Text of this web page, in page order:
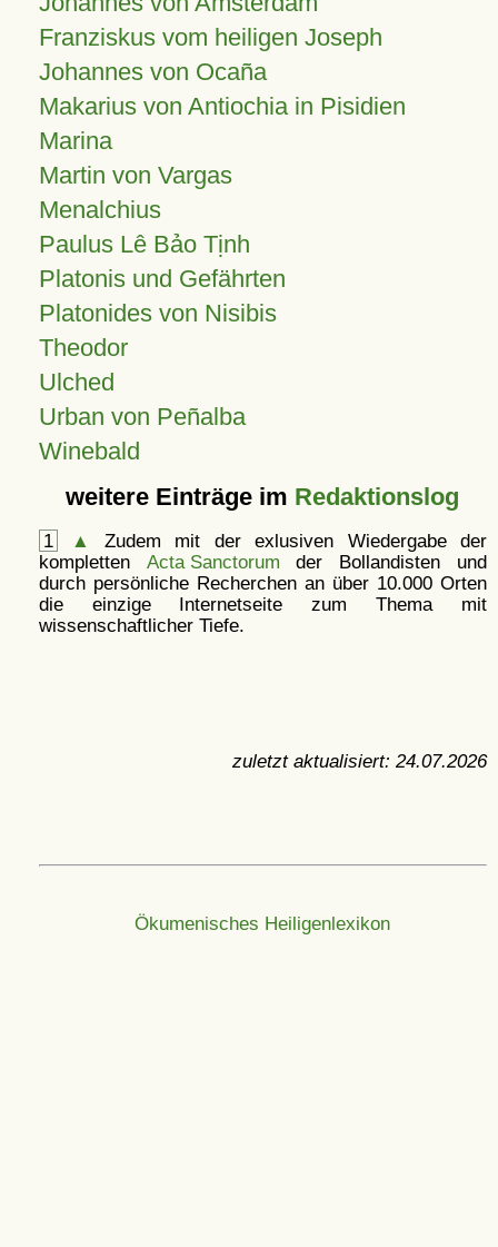
Franziskus vom heiligen Joseph
Johannes von Ocaña
Makarius von Antiochia in Pisidien
Marina
Martin von Vargas
Menalchius
Paulus Lê Bảo Tịnh
Platonis und Gefährten
Platonides von Nisibis
Theodor
Ulched
Urban von Peñalba
Winebald
weitere Einträge im Redaktionslog
1 ▲
Zudem mit der exlusiven Wiedergabe der
kompletten Acta Sanctorum der Bollandisten und
durch persönliche Recherchen an über 10.000 Orten
die einzige Internetseite zum Thema mit
wissenschaftlicher Tiefe.
zuletzt aktualisiert: 24.07.2026
Ökumenisches Heiligenlexikon